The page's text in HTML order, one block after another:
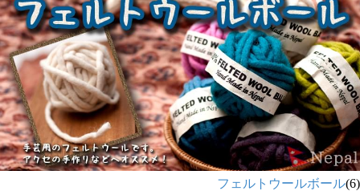
フェルトウールボール(6)